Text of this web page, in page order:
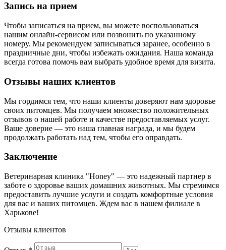
Запись на прием
Чтобы записаться на прием, вы можете воспользоваться
нашим онлайн-сервисом или позвонить по указанному
номеру. Мы рекомендуем записываться заранее, особенно в
праздничные дни, чтобы избежать ожидания. Наша команда
всегда готова помочь вам выбрать удобное время для визита.
Отзывы наших клиентов
Мы гордимся тем, что наши клиенты доверяют нам здоровье
своих питомцев. Мы получаем множество положительных
отзывов о нашей работе и качестве предоставляемых услуг.
Ваше доверие — это наша главная награда, и мы будем
продолжать работать над тем, чтобы его оправдать.
Заключение
Ветеринарная клиника "Honey" — это надежный партнер в
заботе о здоровье ваших домашних животных. Мы стремимся
предоставить лучшие услуги и создать комфортные условия
для вас и ваших питомцев. Ждем вас в нашем филиале в
Харькове!
Отзывы клиентов